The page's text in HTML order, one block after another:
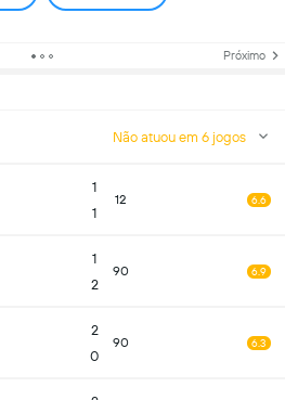
Próximo
Não atuou em 6 jogos
1
1
12 6.6
1
2
90 6.9
2
0
90 6.3